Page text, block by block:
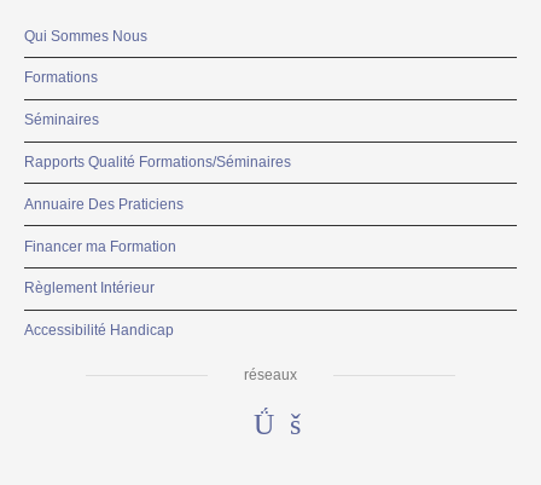
Qui Sommes Nous
Formations
Séminaires
Rapports Qualité Formations/Séminaires
Annuaire Des Praticiens
Financer ma Formation
Règlement Intérieur
Accessibilité Handicap
réseaux